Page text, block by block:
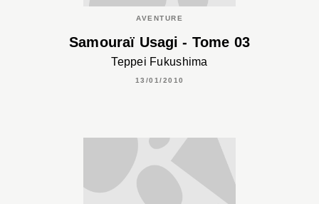
AVENTURE
Samouraï Usagi - Tome 03
Teppei Fukushima
13/01/2010